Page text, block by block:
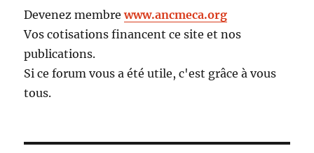
Devenez membrewww.ancmeca.org
Vos cotisations financent ce site et nos
publications.
Si ce forum vous a été utile, c'est grâce à vous
tous.